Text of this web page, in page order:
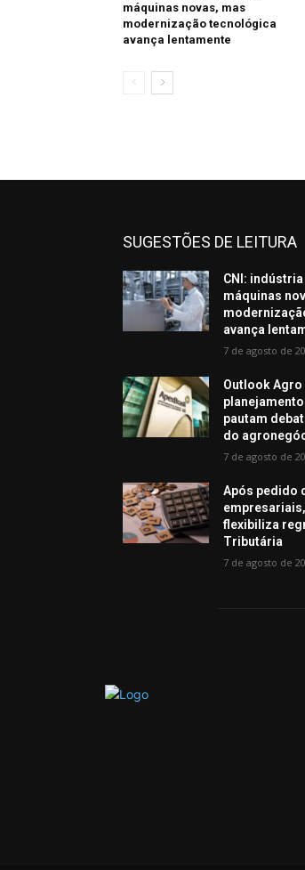
máquinas novas, mas
modernização tecnológica
avança lentamente
SUGESTÕES DE LEITURA
CNI:
máquinas
avança
7 de agosto de
Outlook Agro
pautam
do
7 de agosto de
Após pedido
flexibiliza
Tributária
7 de agosto de